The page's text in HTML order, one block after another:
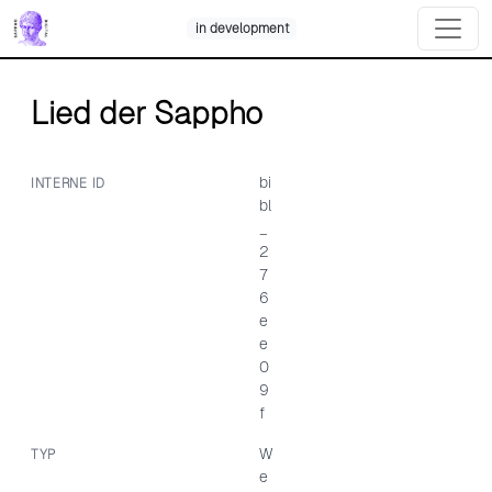
Skip
to
content
in development
Lied der Sappho
INTERNE ID
bi
bl
2
7
6
e
e
0
9
f
TYP
W
e